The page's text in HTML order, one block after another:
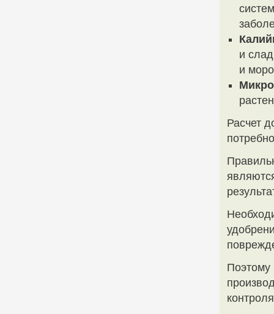
и
и
Расчет
Поэтому